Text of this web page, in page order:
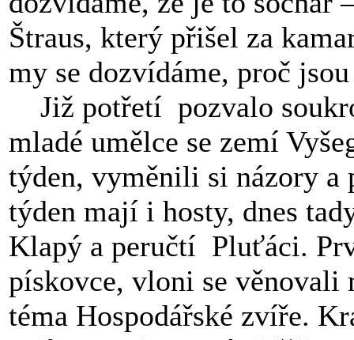
Štraus, který přišel za
my se dozvídáme, proč
Již potřetí pozvalo
mladé umělce se zemí
týden, vyměnili si názory a
týden mají i hosty, dnes
Klapý a peručtí Pluťáci.
pískovce, vloni se věnovali
téma Hospodářské zvíře.